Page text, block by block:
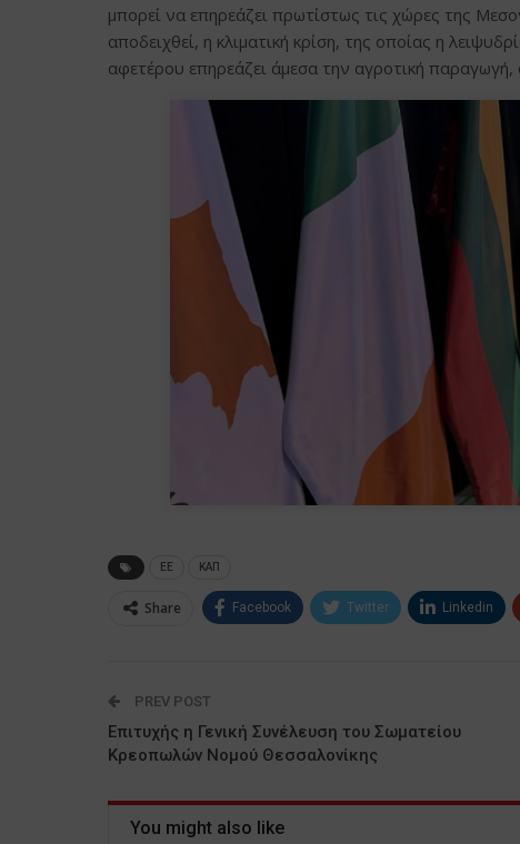
μπορεί να επηρεάζει πρωτίστως τις χώρες της
αποδειχθεί, η κλιματική κρίση, της οποίας η
αφετέρου επηρεάζει άμεσα την αγροτική
ΕΕ ΚΑΠ
Share Facebook Twitter Linkedin
PREV POST
Επιτυχής η Γενική Συνέλευση του Σωματείου
Κρεοπωλών Νομού Θεσσαλονίκης
You might also like